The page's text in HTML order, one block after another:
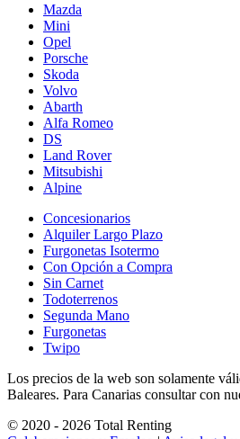
Mazda
Mini
Opel
Porsche
Skoda
Volvo
Abarth
Alfa Romeo
DS
Land Rover
Mitsubishi
Alpine
Concesionarios
Alquiler Largo Plazo
Furgonetas Isotermo
Con Opción a Compra
Sin Carnet
Todoterrenos
Segunda Mano
Furgonetas
Twipo
Los precios de la web son solamente
Baleares. Para Canarias consultar con
© 2020 - 2026 Total Renting